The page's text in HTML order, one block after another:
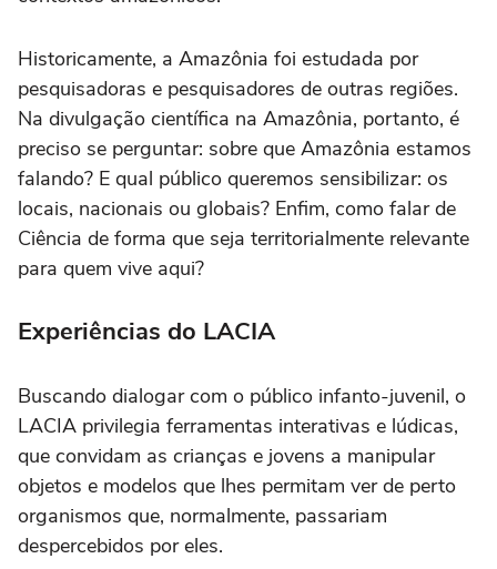
Historicamente, a Amazônia foi estudada por
pesquisadoras e pesquisadores de outras regiões.
Na divulgação científica na Amazônia, portanto, é
preciso se perguntar: sobre que Amazônia estamos
falando? E qual público queremos sensibilizar: os
locais, nacionais ou globais? Enfim, como falar de
Ciência de forma que seja territorialmente relevante
para quem vive aqui?
Experiências do LACIA
Buscando dialogar com o público infanto-juvenil, o
LACIA privilegia ferramentas interativas e lúdicas,
que convidam as crianças e jovens a manipular
objetos e modelos que lhes permitam ver de perto
organismos que, normalmente, passariam
despercebidos por eles.